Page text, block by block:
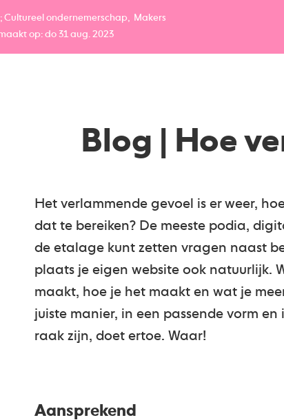
Cultureel ondernemerschap
Makers
op: do 31 aug. 2023
Blog | Hoe
Het verlammende gevoel is er weer,
dat te bereiken? De meeste podia,
de etalage kunt zetten vragen naast
plaats je eigen website ook natuurlijk.
maakt, hoe je het maakt en wat je
juiste manier, in een passende vorm
raak zijn, doet ertoe. Waar!
Aansprekend